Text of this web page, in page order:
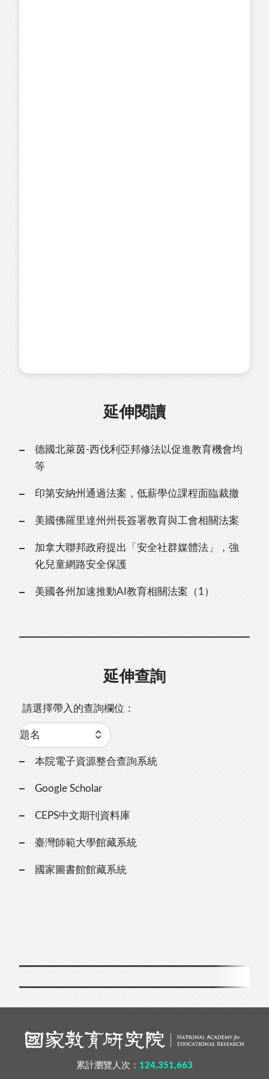
延伸閱讀
德國北萊茵-西伐利亞邦修法以促進教育機會均
等
印第安納州通過法案，低薪學位課程面臨裁撤
美國佛羅里達州州長簽署教育與工會相關法案
加拿大聯邦政府提出「安全社群媒體法」，強
化兒童網路安全保護
美國各州加速推動AI教育相關法案（1）
延伸查詢
請選擇帶入的查詢欄位：
本院電子資源整合查詢系統
Google Scholar
CEPS中文期刊資料庫
臺灣師範大學館藏系統
國家圖書館館藏系統
累計瀏覽人次： 124,351,663